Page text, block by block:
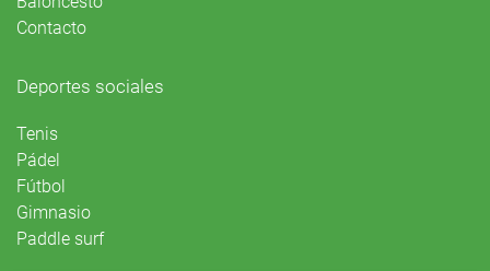
Contacto
Deportes sociales
Tenis
Pádel
Fútbol
Gimnasio
Paddle surf